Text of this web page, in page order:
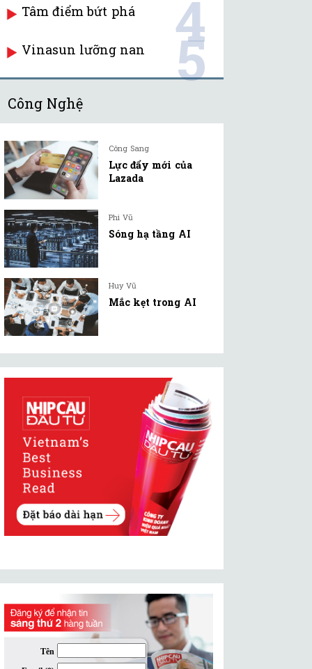
Tâm điểm bứt phá 4
Vinasun lưỡng nan 5
Công Nghệ
Công Sang
Lực đẩy mới của
Lazada
Phi Vũ
Sóng hạ tầng AI
Huy Vũ
Mắc kẹt trong AI